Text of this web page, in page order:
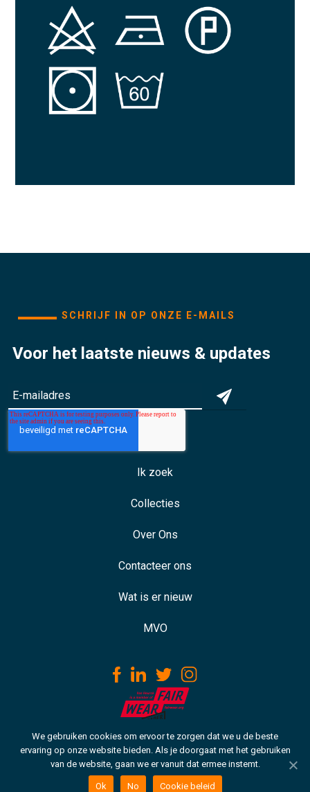
SCHRIJF IN OP ONZE E-MAILS
Voor het laatste nieuws & updates
Ik zoek
Collecties
Over Ons
Contacteer ons
Wat is er nieuw
MVO
Download our ISO certificate
Copyright © 2021 VH. Alle rechten voorbehouden
Cookie beleid
We gebruiken cookies om ervoor te zorgen dat we u de beste
ervaring op onze website bieden. Als je doorgaat met het gebruiken
van de website, gaan we er vanuit dat ermee instemt.
Ok No Cookie beleid